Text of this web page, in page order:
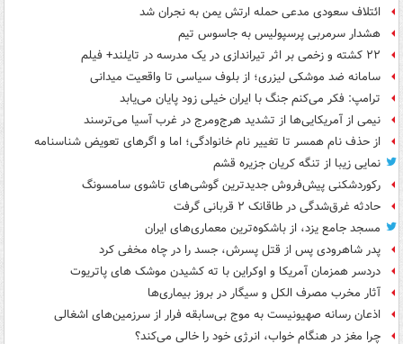
ائتلاف سعودی مدعی حمله ارتش یمن به نجران شد
هشدار سرمربی پرسپولیس به جاسوس تیم
۲۲ کشته و زخمی بر اثر تیراندازی در یک مدرسه در تایلند+ فیلم
سامانه ضد موشکی لیزری؛ از بلوف سیاسی تا واقعیت میدانی
ترامپ: فکر می‌کنم جنگ با ایران خیلی زود پایان می‌یابد
نیمی از آمریکایی‌ها از تشدید هرج‌ومرج در غرب آسیا می‌ترسند
از حذف نام همسر تا تغییر نام خانوادگی؛ اما و اگرهای تعویض شناسنامه
نمایی زیبا از تنگه کریان جزیره قشم
رکوردشکنی پیش‌فروش جدیدترین گوشی‌های تاشوی سامسونگ
حادثه غرق‌شدگی در طاقانک ۲ قربانی گرفت
مسجد جامع یزد، از باشکوه‌ترین معماری‌های ایران
پدر شاهرودی پس از قتل پسرش، جسد را در چاه مخفی کرد
دردسر همزمان آمریکا و اوکراین با ته کشیدن موشک های پاتریوت
آثار مخرب مصرف الکل و سیگار در بروز بیماری‌ها
اذعان رسانه صهیونیست به موج بی‌سابقه فرار از سرزمین‌های اشغالی
چرا مغز در هنگام خواب، انرژی خود را خالی می‌کند؟